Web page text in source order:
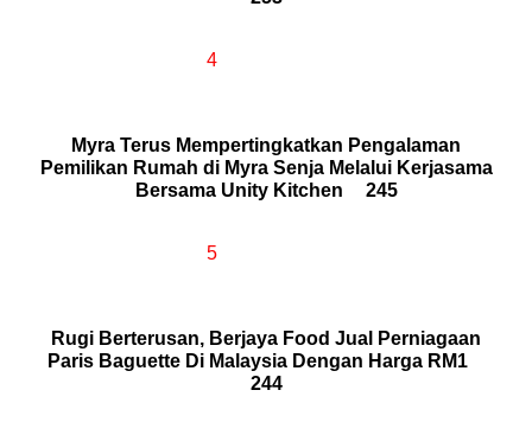
4
Myra Terus Mempertingkatkan Pengalaman
Pemilikan Rumah di Myra Senja Melalui Kerjasama
Bersama Unity Kitchen
245
5
Rugi Berterusan, Berjaya Food Jual Perniagaan
Paris Baguette Di Malaysia Dengan Harga RM1
244